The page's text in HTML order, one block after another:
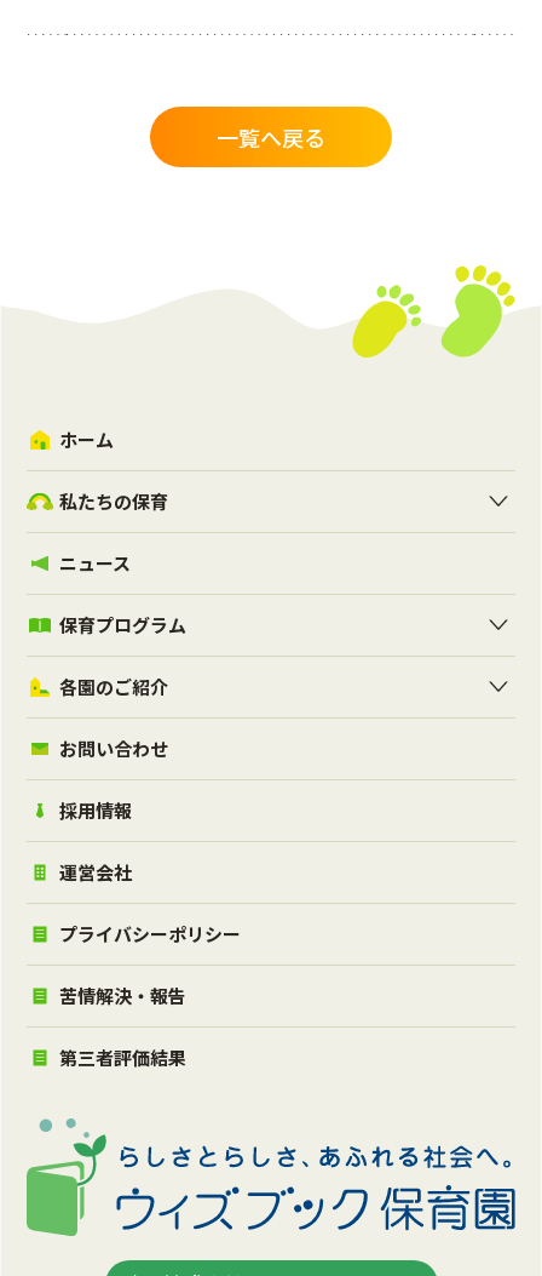
一覧へ戻る
ホーム
私たちの保育
ニュース
保育プログラム
各園のご紹介
お問い合わせ
採用情報
運営会社
プライバシーポリシー
苦情解決・報告
第三者評価結果